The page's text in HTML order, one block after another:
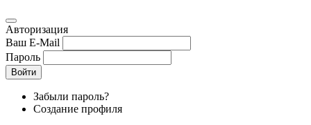
Авторизация
Ваш E-Mail
Пароль
Войти
Забыли пароль?
Создание профиля